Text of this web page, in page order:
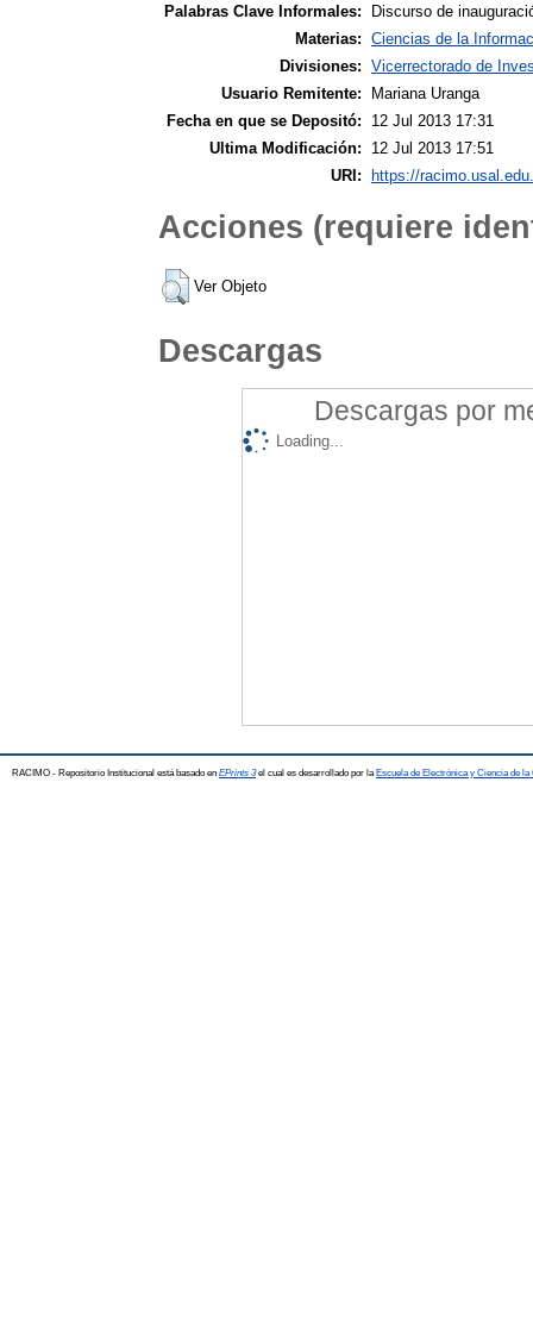
Palabras Clave Informales:
Discurso de
Materias: Ciencias de la
Divisiones: Vicerrectorado de
Usuario Remitente:
Mariana Uranga
Fecha en que se Depositó:
12 Jul 2013 17:31
Ultima Modificación:
12 Jul 2013 17:51
URI:
https://
Acciones (requiere
Ver Objeto
Descargas
Descargas por
Loading...
RACIMO - Repositorio Institucional está basado en EPrints 3el cual es desarrollado por la Escuela de Electrónica y Ciencia de la